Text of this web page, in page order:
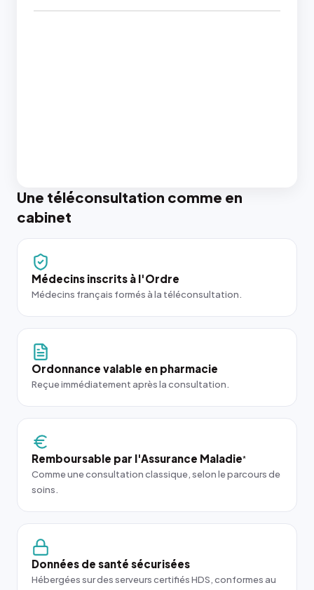
Une téléconsultation comme en
cabinet
Médecins inscrits à l'Ordre
Médecins français formés à la téléconsultation.
Ordonnance valable en pharmacie
Reçue immédiatement après la consultation.
Remboursable par l'Assurance Maladie*
Comme une consultation classique, selon le parcours de
soins.
Données de santé sécurisées
Hébergées sur des serveurs certifiés HDS, conformes au